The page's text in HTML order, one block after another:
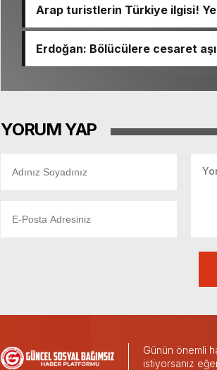
Arap turistlerin Türkiye ilgisi!
Erdoğan: Bölücülere cesaret
YORUM YAP
Günün önemli
istiyorsanız